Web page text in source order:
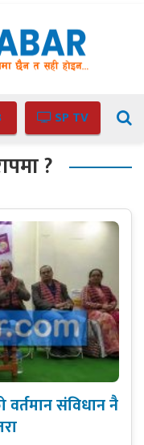
SP TV
?
संविधान नै